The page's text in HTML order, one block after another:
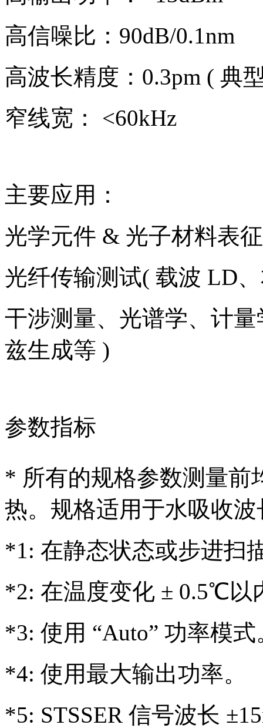
高信噪比：90dB/0.1nm
高波长精度：0.3pm ( 典
窄线宽： <60kHz
主要应用：
光学元件 & 光子材料表征
光纤传输测试( 载波 LD
干涉测量、光谱学、计
兹生成等 )
参数指标
* 所有的规格参数测量前
热。规格适用于水吸收
*1: 在静态状态或步进扫
*2: 在温度变化 ± 0.5℃以
*3: 使用 “Auto” 功率模式
*4: 使用最大输出功率。
*5: STSSER 信号波长